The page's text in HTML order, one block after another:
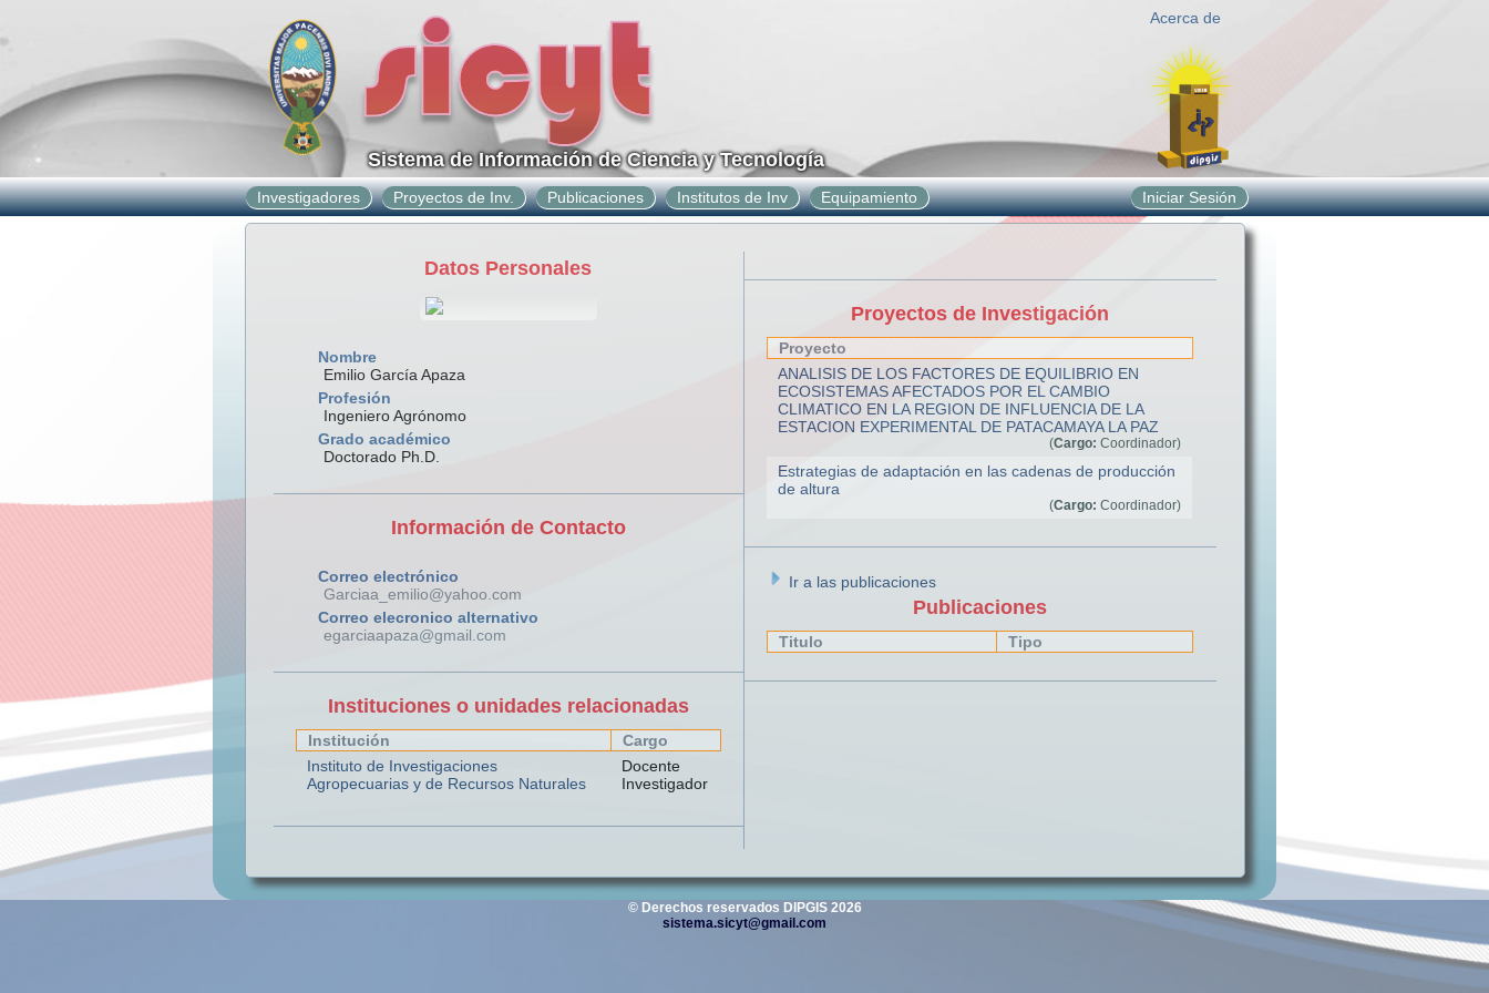
Acerca de
Sistema de Información de Ciencia y Tecnología
Investigadores Proyectos de Inv. Publicaciones Institutos de Inv Equipamiento Iniciar Sesión
Datos Personales
Nombre
Emilio García Apaza
Profesión
Ingeniero Agrónomo
Grado académico
Doctorado Ph.D.
Información de Contacto
Correo electrónico
Garciaa_emilio@yahoo.com
Correo elecronico alternativo
egarciaapaza@gmail.com
Instituciones o unidades relacionadas
Institución
Cargo
Instituto de Investigaciones
Agropecuarias y de Recursos Naturales
Docente
Investigador
Proyectos de Investigación
Proyecto
ANALISIS DE LOS FACTORES DE EQUILIBRIO EN
ECOSISTEMAS AFECTADOS POR EL CAMBIO
CLIMATICO EN LA REGION DE INFLUENCIA DE LA
ESTACION EXPERIMENTAL DE PATACAMAYA LA PAZ
(Cargo: Coordinador)
Estrategias de adaptación en las cadenas de producción
de altura
(Cargo: Coordinador)
Ir a las publicaciones
Publicaciones
Titulo Tipo
© Derechos reservados DIPGIS 2026
sistema.sicyt@gmail.com